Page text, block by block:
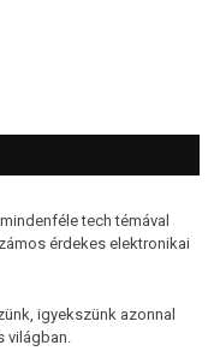
tech témával
érdekes elektronikai
igyekszünk azonnal
világban.